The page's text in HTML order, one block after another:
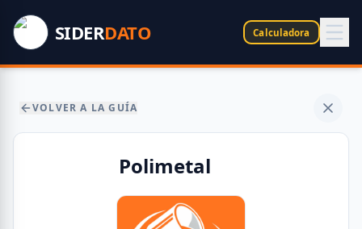
SIDERDATO Calculadora
VOLVER A LA GUÍA
Polimetal